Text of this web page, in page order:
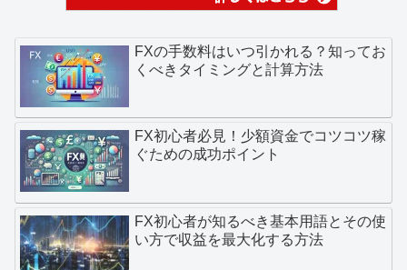
FXの手数料はいつ引かれる？知ってお
くべきタイミングと計算方法
FX初心者必見！少額資金でコツコツ稼
ぐための成功ポイント
FX初心者が知るべき基本用語とその使
い方で収益を最大化する方法